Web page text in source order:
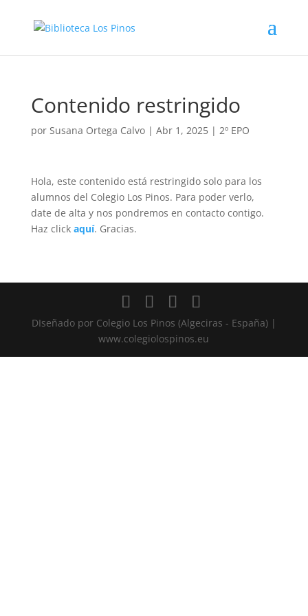
Contenido restringido
por Susana Ortega Calvo| Abr 1, 2025| 2º EPO
Hola, este contenido está restringido solo para los
alumnos del Colegio Los Pinos. Para poder verlo,
date de alta y nos pondremos en contacto contigo.
Haz click aquí. Gracias.
DIseñado por Colegio Los Pinos (Algeciras - España) |
www.colegiolospinos.eu